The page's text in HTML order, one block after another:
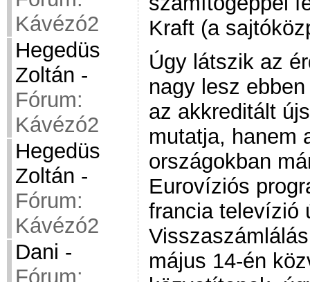
Kávézó2
Hegedüs
Zoltán -
Fórum:
Kávézó2
Hegedüs
Zoltán -
Fórum:
Kávézó2
Dani -
Fórum:
Kraft (a
Úgy látszik az
nagy lesz
az akkreditált
mutatja, hanem
országokban
Eurovíziós
francia televízió
május 14-én